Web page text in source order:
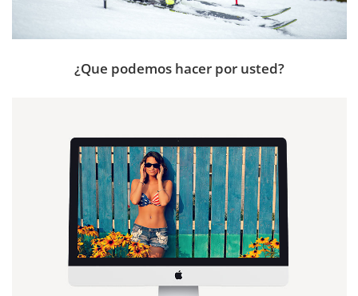
¿Que podemos hacer por usted?